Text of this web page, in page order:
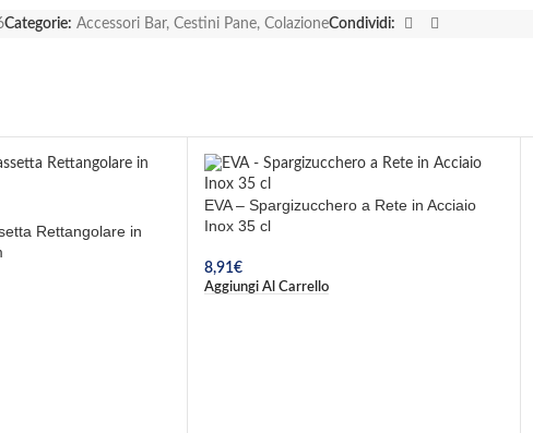
Categorie: Accessori Bar, Cestini Pane, ColazioneCondividi:
Rettangolare in
EVA – Spargizucchero a Rete in Acciaio
Inox 35 cl
8,91€
Aggiungi Al Carrello